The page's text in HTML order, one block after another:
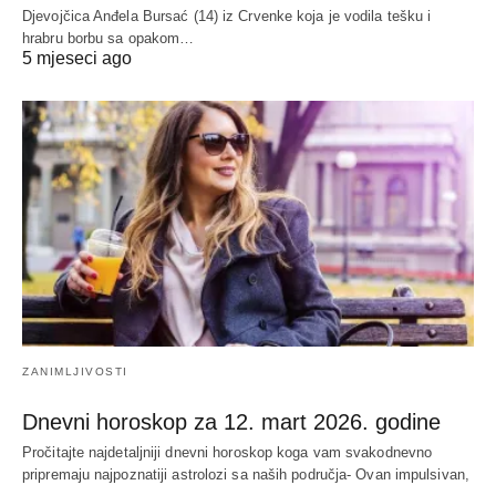
Djevojčica Anđela Bursać (14) iz Crvenke koja je vodila tešku i
hrabru borbu sa opakom…
5 mjeseci ago
ZANIMLJIVOSTI
Dnevni horoskop za 12. mart 2026. godine
Pročitajte najdetaljniji dnevni horoskop koga vam svakodnevno
pripremaju najpoznatiji astrolozi sa naših područja- Ovan impulsivan,